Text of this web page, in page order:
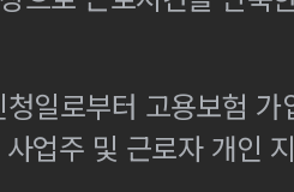
일로부터 고용보험
업주 및 근로자 개인